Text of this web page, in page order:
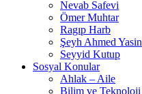
Nevab Safevi
Ömer Muhtar
Ragıp Harb
Şeyh Ahmed Yasin
Seyyid Kutup
Sosyal Konular
Ahlak – Aile
Bilim ve Teknoloji